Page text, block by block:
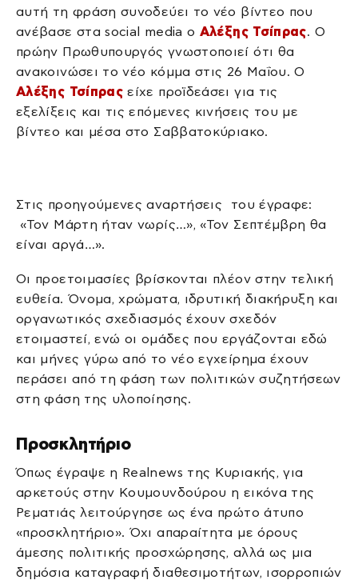
αυτή τη φράση συνοδεύει το νέο βίντεο που
ανέβασε στα social media ο Αλέξης Τσίπρας. Ο
πρώην Πρωθυπουργός γνωστοποιεί ότι θα
ανακοινώσει το νέο κόμμα στις 26 Μαΐου. Ο
Αλέξης Τσίπρας είχε προϊδεάσει για τις
εξελίξεις και τις επόμενες κινήσεις του με
βίντεο και μέσα στο Σαββατοκύριακο.
Στις προηγούμενες αναρτήσεις του έγραφε:
«Τον Μάρτη ήταν νωρίς…», «Τον Σεπτέμβρη θα
είναι αργά…».
Οι προετοιμασίες βρίσκονται πλέον στην τελική
ευθεία. Όνομα, χρώματα, ιδρυτική διακήρυξη και
οργανωτικός σχεδιασμός έχουν σχεδόν
ετοιμαστεί, ενώ οι ομάδες που εργάζονται εδώ
και μήνες γύρω από το νέο εγχείρημα έχουν
περάσει από τη φάση των πολιτικών συζητήσεων
στη φάση της υλοποίησης.
Προσκλητήριο
Όπως έγραψε η Realnews της Κυριακής, για
αρκετούς στην Κουμουνδούρου η εικόνα της
Ρεματιάς λειτούργησε ως ένα πρώτο άτυπο
«προσκλητήριο». Όχι απαραίτητα με όρους
άμεσης πολιτικής προσχώρησης, αλλά ως μια
δημόσια καταγραφή διαθεσιμοτήτων, ισορροπιών